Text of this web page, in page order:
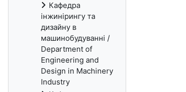
Кафедра
інжинірингу та
дизайну в
машинобудуванні /
Department of
Engineering and
Design in Machinery
Industry